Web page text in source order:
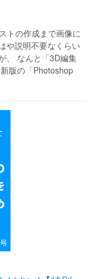
トの作成まで画像に
や説明不要なくらい
、 なんと「3D編集
版の「Photoshop